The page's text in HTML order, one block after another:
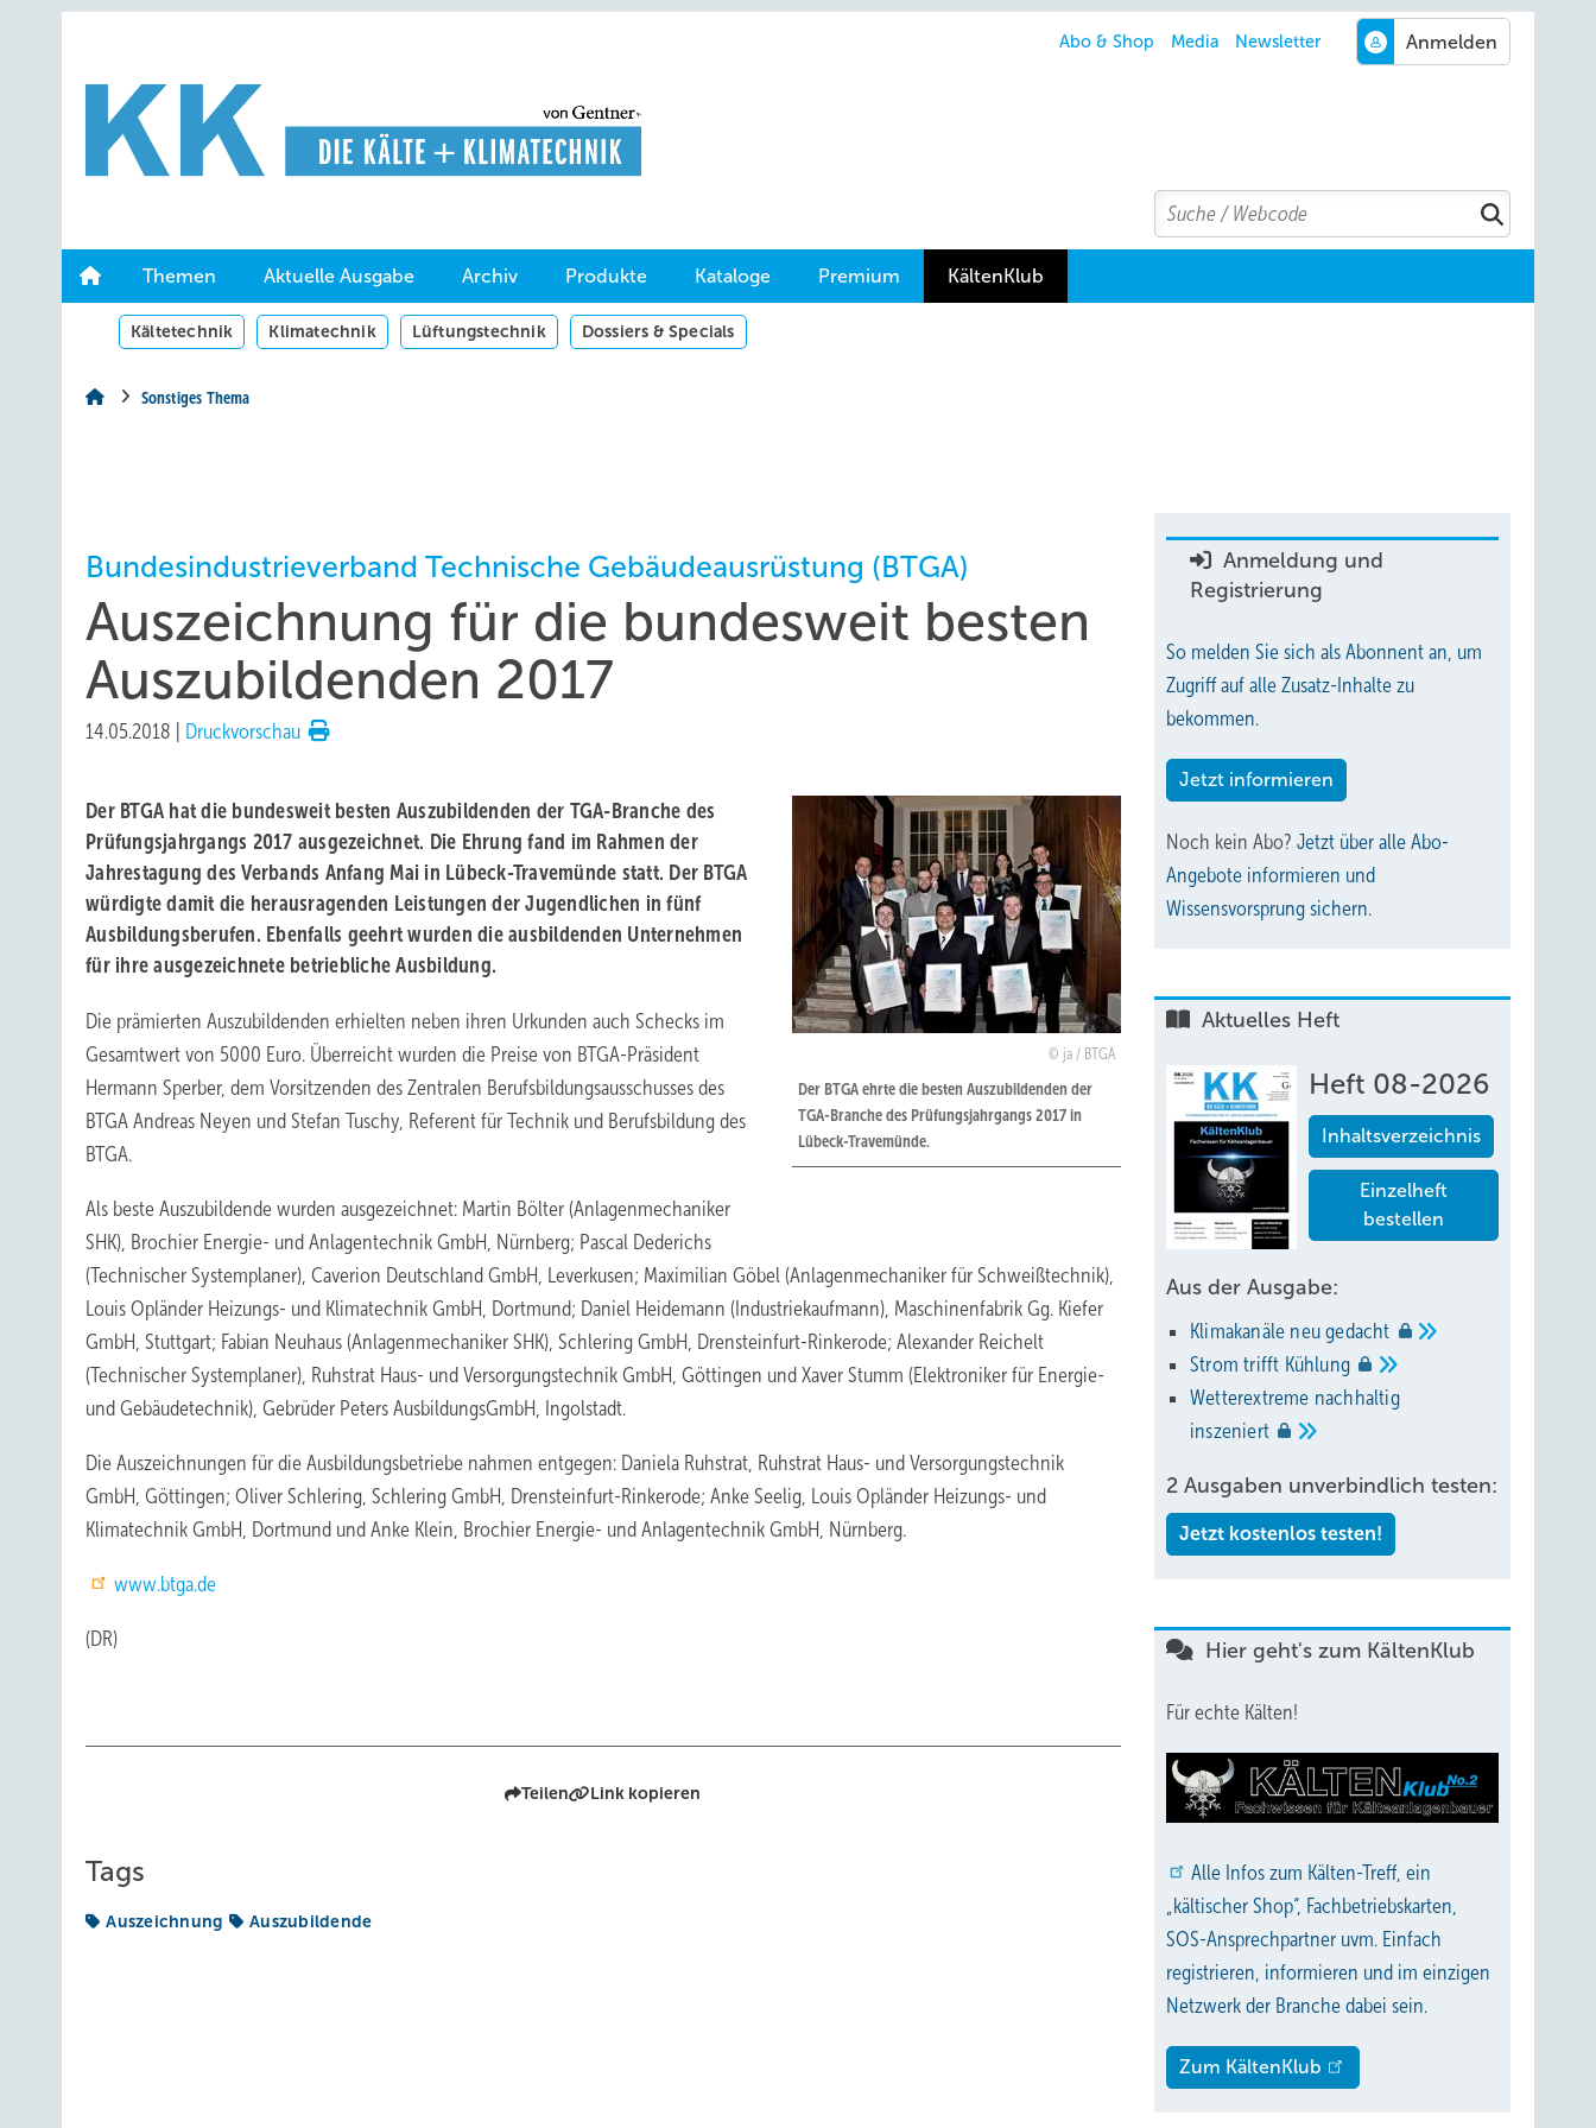
Hauptinhalt
Hauptmenü
Abo & Shop Media Newsletter
Search
Suchen
Themen Aktuelle Ausgabe Archiv Produkte Kataloge Premium KältenKlub
Kältetechnik Klimatechnik Lüftungstechnik Dossiers & Specials
Sonstiges Thema
Bundesindustrieverband Technische Gebäudeausrüstung (BTGA)
Auszeichnung für die bundesweit besten
Auszubildenden 2017
14.05.2018 Druckvorschau
ja / BTGA
Der BTGA ehrte die besten Auszubildenden der
TGA-Branche des Prüfungsjahrgangs 2017 in
Lübeck-Travemünde.
Der BTGA hat die bundesweit besten Auszubildenden der TGA-Branche des
Prüfungsjahrgangs 2017 ausgezeichnet. Die Ehrung fand im Rahmen der
Jahrestagung des Verbands Anfang Mai in Lübeck-Travemünde statt. Der BTGA
würdigte damit die herausragenden Leistungen der Jugendlichen in fünf
Ausbildungsberufen. Ebenfalls geehrt wurden die ausbildenden Unternehmen
für ihre ausgezeichnete betriebliche Ausbildung.
Die prämierten Auszubildenden erhielten neben ihren Urkunden auch Schecks im
Gesamtwert von 5000 Euro. Überreicht wurden die Preise von BTGA-Präsident
Hermann Sperber, dem Vorsitzenden des Zentralen Berufsbildungsausschusses des
BTGA Andreas Neyen und Stefan Tuschy, Referent für Technik und Berufsbildung des
BTGA.
Als beste Auszubildende wurden ausgezeichnet: Martin Bölter (Anlagenmechaniker
SHK), Brochier Energie- und Anlagentechnik GmbH, Nürnberg; Pascal Dederichs
(Technischer Systemplaner), Caverion Deutschland GmbH, Leverkusen; Maximilian Göbel (Anlagenmechaniker für Schweißtechnik),
Louis Opländer Heizungs- und Klimatechnik GmbH, Dortmund; Daniel Heidemann (Industriekaufmann), Maschinenfabrik Gg. Kiefer
GmbH, Stuttgart; Fabian Neuhaus (Anlagenmechaniker SHK), Schlering GmbH, Drensteinfurt-Rinkerode; Alexander Reichelt
(Technischer Systemplaner), Ruhstrat Haus- und Versorgungstechnik GmbH, Göttingen und Xaver Stumm (Elektroniker für Energie-
und Gebäudetechnik), Gebrüder Peters AusbildungsGmbH, Ingolstadt.
Die Auszeichnungen für die Ausbildungsbetriebe nahmen entgegen: Daniela Ruhstrat, Ruhstrat Haus- und Versorgungstechnik
GmbH, Göttingen; Oliver Schlering, Schlering GmbH, Drensteinfurt-Rinkerode; Anke Seelig, Louis Opländer Heizungs- und
Klimatechnik GmbH, Dortmund und Anke Klein, Brochier Energie- und Anlagentechnik GmbH, Nürnberg.
www.btga.de
(DR)
Teilen Link kopieren
Tags
Auszeichnung Auszubildende
Anmeldung und
Registrierung
So melden Sie sich als Abonnent an, um
Zugriff auf alle Zusatz-Inhalte zu
bekommen.
Jetzt informieren
Noch kein Abo? Jetzt über alle Abo-
Angebote informieren und
Wissensvorsprung sichern.
Aktuelles Heft
Heft 08-2026
Inhaltsverzeichnis
Einzelheft
bestellen
Aus der Ausgabe:
Klimakanäle neugedacht
Strom trifft Kühlung
Wetterextreme nachhaltig
inszeniert
2 Ausgaben unverbindlich testen:
Jetzt kostenlos testen!
Hier geht's zum KältenKlub
Für echte Kälten!
Alle Infos zum Kälten-Treff, ein
„kältischer Shop“, Fachbetriebskarten,
SOS-Ansprechpartner uvm. Einfach
registrieren, informieren und im einzigen
Netzwerk der Branche dabei sein.
Zum KältenKlub